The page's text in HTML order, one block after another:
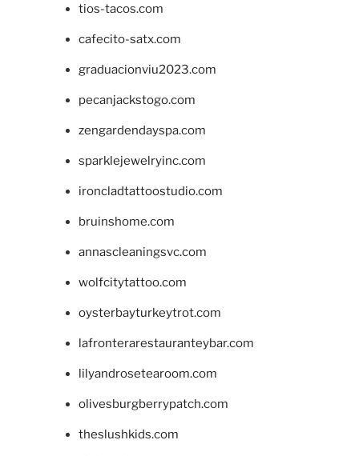
tios-tacos.com
cafecito-satx.com
graduacionviu2023.com
pecanjackstogo.com
zengardendayspa.com
sparklejewelryinc.com
ironcladtattoostudio.com
bruinshome.com
annascleaningsvc.com
wolfcitytattoo.com
oysterbayturkeytrot.com
lafronterarestauranteybar.com
lilyandrosetearoom.com
olivesburgberrypatch.com
theslushkids.com